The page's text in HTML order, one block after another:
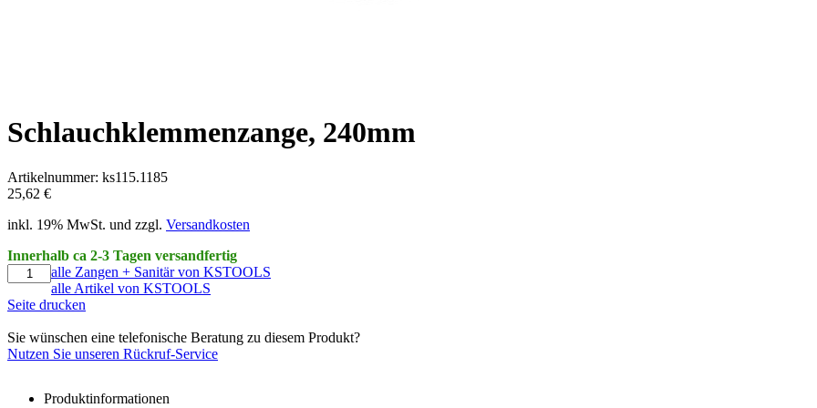
Schlauchklemmenzange, 240mm
Artikelnummer: ks115.1185
25,62 €
inkl. 19% MwSt. und zzgl. Versandkosten
Innerhalb ca 2-3 Tagen versandfertig
alle Zangen + Sanitär von KSTOOLS
alle Artikel von KSTOOLS
Seite drucken
Sie wünschen eine telefonische Beratung zu diesem Produkt?
Nutzen Sie unseren Rückruf-Service
Produktinformationen